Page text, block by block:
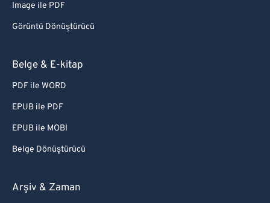
Image ile PDF
Görüntü Dönüştürücü
Belge & E-kitap
PDF ile WORD
EPUB ile PDF
EPUB ile MOBI
Belge Dönüştürücü
Arşiv & Zaman